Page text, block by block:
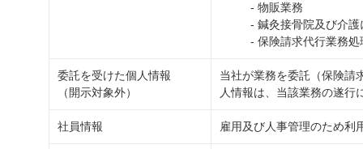
- 物販業務
- 鍼灸接骨院及び介護
- 保険請求代行業務処
委託を受けた個人情報
（開示対象外）
当社が業務を委託（保険請
人情報は、当該業務の遂行
社員情報 雇用及び人事管理のため利